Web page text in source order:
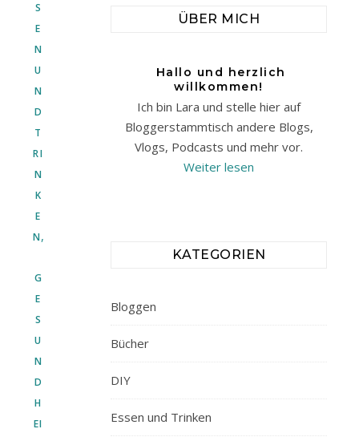
S
E
N
U
N
D
T
RI
N
K
E
N,
G
E
S
U
N
D
H
EI
ÜBER MICH
Hallo und herzlich
willkommen!
Ich bin Lara und stelle hier auf
Bloggerstammtisch andere Blogs,
Vlogs, Podcasts und mehr vor.
Weiter lesen
KATEGORIEN
Bloggen
Bücher
DIY
Essen und Trinken